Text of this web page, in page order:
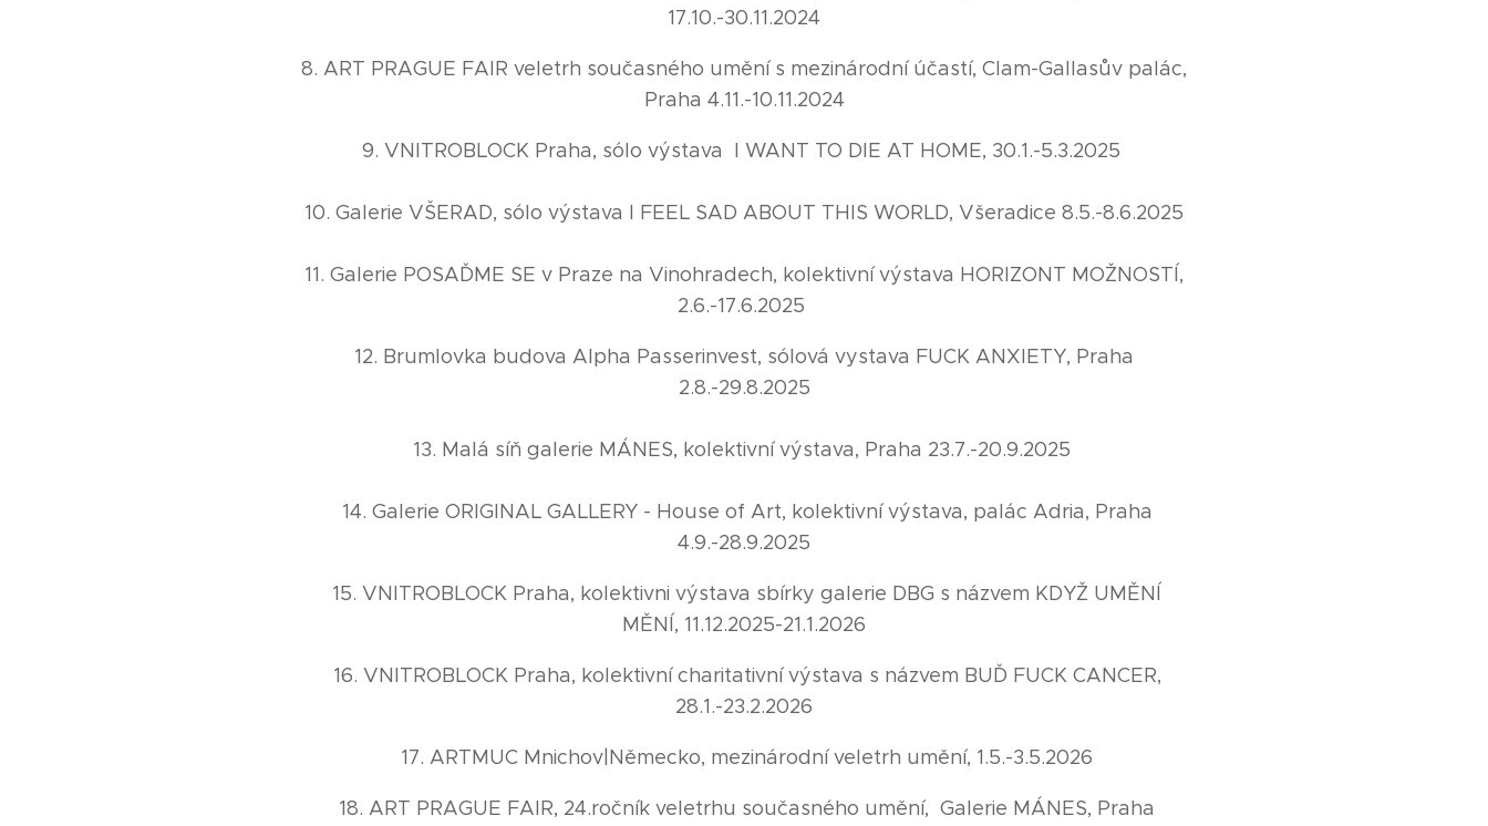
17.10.-30.11.2024
8. ART PRAGUE FAIR veletrh současného umění s mezinárodní účastí, Clam-Gallasův palác,
Praha 4.11.-10.11.2024
9. VNITROBLOCK Praha, sólo výstava I WANT TO DIE AT HOME, 30.1.-5.3.2025
10. Galerie VŠERAD, sólo výstava I FEEL SAD ABOUT THIS WORLD, Všeradice 8.5.-8.6.2025
11. Galerie POSAĎME SE v Praze na Vinohradech, kolektivní výstava HORIZONT MOŽNOSTÍ,
2.6.-17.6.2025
12. Brumlovka budova Alpha Passerinvest, sólová vystava FUCK ANXIETY, Praha
2.8.-29.8.2025
13. Malá síň galerie MÁNES, kolektivní výstava, Praha 23.7.-20.9.2025
14. Galerie ORIGINAL GALLERY - House of Art, kolektivní výstava, palác Adria, Praha
4.9.-28.9.2025
15. VNITROBLOCK Praha, kolektivni výstava sbírky galerie DBG s názvem KDYŽ UMĚNÍ
MĚNÍ, 11.12.2025-21.1.2026
16. VNITROBLOCK Praha, kolektivní charitativní výstava s názvem BUĎ FUCK CANCER,
28.1.-23.2.2026
17. ARTMUC Mnichov|Německo, mezinárodní veletrh umění, 1.5.-3.5.2026
18. ART PRAGUE FAIR, 24.ročník veletrhu současného umění, Galerie MÁNES, Praha